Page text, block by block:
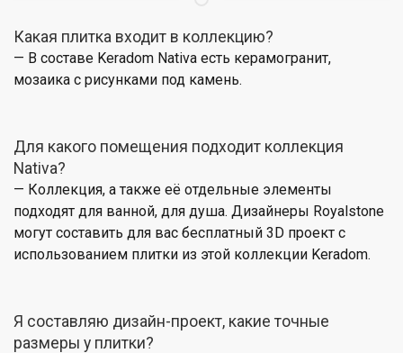
Какая плитка входит в коллекцию?
— В составе Keradom Nativa есть керамогранит,
мозаика с рисунками под камень.
Для какого помещения подходит коллекция
Nativa?
— Коллекция, а также её отдельные элементы
подходят для ванной, для душа. Дизайнеры Royalstone
могут составить для вас бесплатный 3D проект с
использованием плитки из этой коллекции Keradom.
Я составляю дизайн-проект, какие точные
размеры у плитки?